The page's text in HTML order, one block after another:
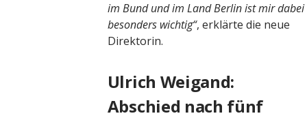
im Bund und im Land Berlin ist mir dabei
besonders wichtig“, erklärte die neue
Direktorin.
Ulrich Weigand:
Abschied nach fünf